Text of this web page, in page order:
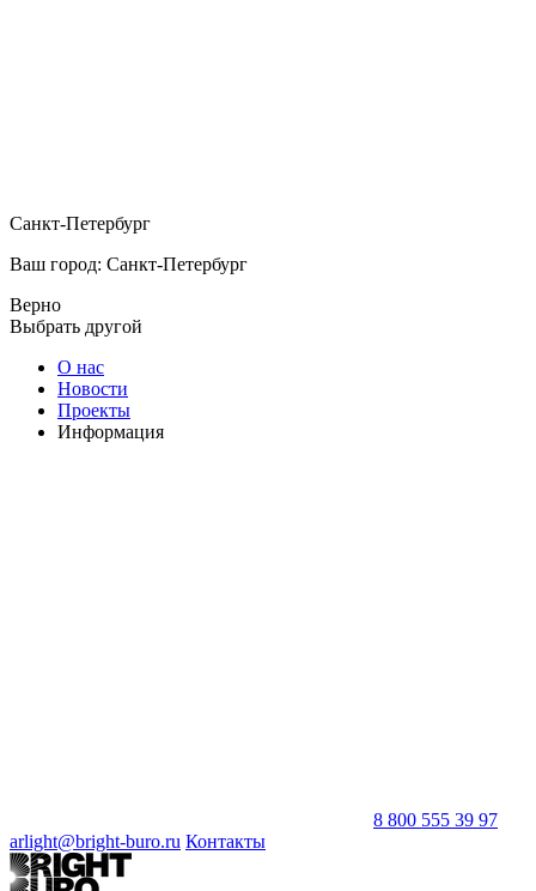
Санкт-Петербург
Ваш город: Санкт-Петербург
Верно
Выбрать другой
О нас
Новости
Проекты
Информация
8 800 555 39 97
arlight@bright-buro.ru Контакты